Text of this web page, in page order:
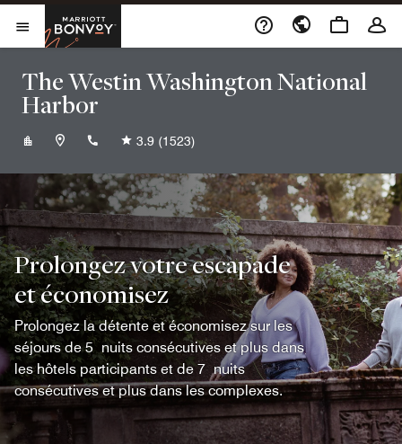
Skip to Content
Ouvrir le menu
Marriott Bonvoy
The Westin Washington National
Harbor
+13015673999
3.9 (1523)
Prolongez votre escapade
et économisez
Prolongez la détente et économisez sur les
séjours de 5 nuits consécutives et plus dans
les hôtels participants et de 7 nuits
consécutives et plus dans les complexes.